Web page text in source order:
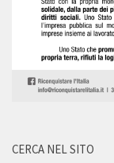
CERCA NEL SITO